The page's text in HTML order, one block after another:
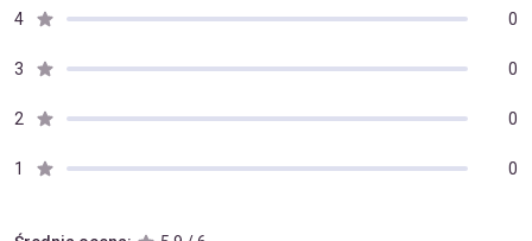
4 0
3 0
2 0
1 0